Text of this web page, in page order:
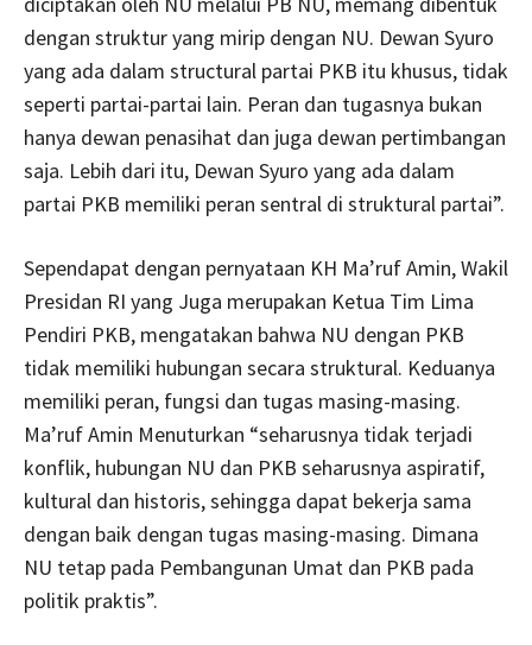
dengan struktur yang mirip dengan NU. Dewan Syuro
yang ada dalam structural partai PKB itu khusus, tidak
seperti partai-partai lain. Peran dan tugasnya bukan
hanya dewan penasihat dan juga dewan pertimbangan
saja. Lebih dari itu, Dewan Syuro yang ada dalam
partai PKB memiliki peran sentral di struktural partai”.
Sependapat dengan pernyataan KH Ma’ruf Amin, Wakil
Presidan RI yang Juga merupakan Ketua Tim Lima
Pendiri PKB, mengatakan bahwa NU dengan PKB
tidak memiliki hubungan secara struktural. Keduanya
memiliki peran, fungsi dan tugas masing-masing.
Ma’ruf Amin Menuturkan “seharusnya tidak terjadi
konflik, hubungan NU dan PKB seharusnya aspiratif,
kultural dan historis, sehingga dapat bekerja sama
dengan baik dengan tugas masing-masing. Dimana
NU tetap pada Pembangunan Umat dan PKB pada
politik praktis”.